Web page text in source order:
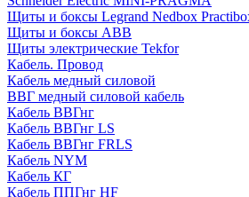
Щиты и боксы Legrand Nedbox
Щиты и боксы ABB
Щиты электрические Tekfor
Кабель. Провод
Кабель медный силовой
ВВГ медный силовой кабель
Кабель ВВГнг
Кабель ВВГнг LS
Кабель ВВГнг FRLS
Кабель NYM
Кабель КГ
Кабель ППГнг HF